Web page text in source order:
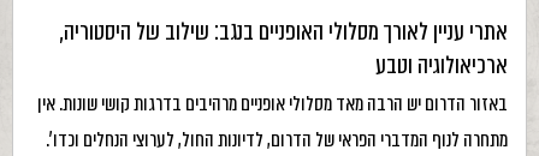
אתרי עניין לאורך מסלולי האופניים בנגב: שילוב של היסטוריה,
ארכיאולוגיה וטבע
באזור הדרום יש הרבה מאד מסלולי אופניים מרהיבים בדרגות קושי שונות. אין
מתחרה לנוף המדברי הפראי של הדרום, לדיונות החול, לערוצי הנחלים וכדו'.